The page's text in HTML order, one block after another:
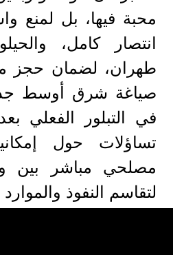
محبة فيها، بل لمنع
انتصار كامل،
طهران، لضمان حجز
صياغة شرق أوسط
تساؤلات حول
مصلحي مباشر بين
لتقاسم النفوذ